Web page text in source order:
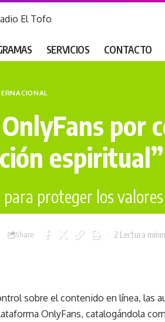
SERVICIOS CONTACTO
por
espiritual”
proteger los
Share 2 Lectura
sobre el contenido en línea, las
OnlyFans, catalogándola